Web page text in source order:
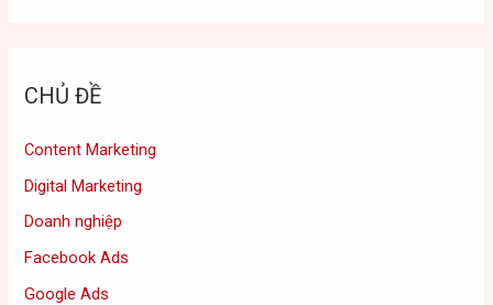
CHỦ ĐỀ
Content Marketing
Digital Marketing
Doanh nghiệp
Facebook Ads
Google Ads